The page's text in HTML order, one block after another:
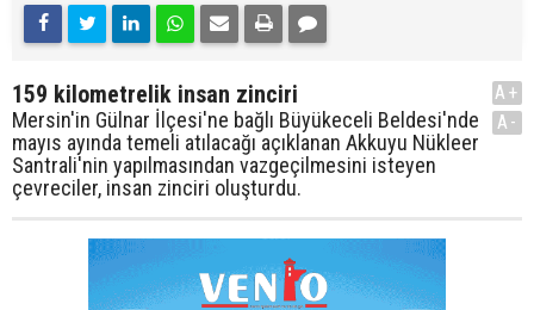
159 kilometrelik insan zinciri
Mersin'in Gülnar İlçesi'ne bağlı Büyükeceli Beldesi'nde
mayıs ayında temeli atılacağı açıklanan Akkuyu Nükleer
Santrali'nin yapılmasından vazgeçilmesini isteyen
çevreciler, insan zinciri oluşturdu.
A+
A-